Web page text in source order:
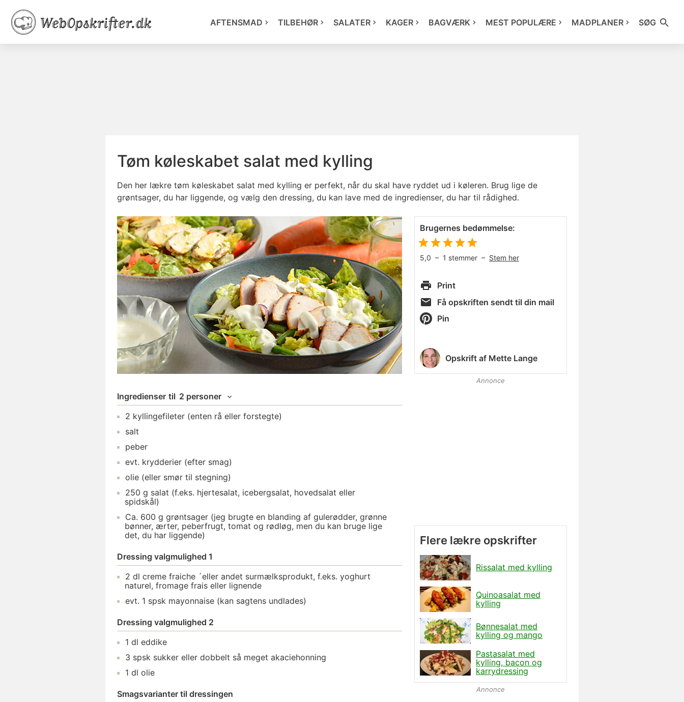
AFTENSMAD TILBEHØR SALATER KAGER BAGVÆRK MEST POPULÆRE MADPLANER SØG
Tøm køleskabet salat med kylling
Den her lækre tøm køleskabet salat med kylling er perfekt, når du skal have ryddet ud i køleren. Brug lige de
grøntsager, du har liggende, og vælg den dressing, du kan lave med de ingredienser, du har til rådighed.
Ingredienser til 2 personer
2 kyllingefileter (enten rå eller forstegte)
salt
peber
evt. krydderier (efter smag)
olie (eller smør til stegning)
250 g salat (f.eks. hjertesalat, icebergsalat, hovedsalat eller
spidskål)
Ca. 600 g grøntsager (jeg brugte en blanding af gulerødder, grønne
bønner, ærter, peberfrugt, tomat og rødløg, men du kan bruge lige
det, du har liggende)
Dressing valgmulighed 1
2 dl creme fraiche ´eller andet surmælksprodukt, f.eks. yoghurt
naturel, fromage frais eller lignende
evt. 1 spsk mayonnaise (kan sagtens undlades)
Dressing valgmulighed 2
1 dl eddike
3 spsk sukker eller dobbelt så meget akaciehonning
1 dl olie
Smagsvarianter til dressingen
Brugernes bedømmelse:
5,0 – 1 stemmer – Stem her
Print
Få opskriften sendt til din mail
Pin
Opskrift af Mette Lange
Annonce
Flere lækre opskrifter
Rissalat med kylling
Quinoasalat med
kylling
Bønnesalat med
kylling og mango
Pastasalat med
kylling, bacon og
karrydressing
Annonce